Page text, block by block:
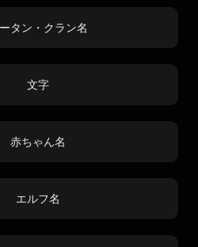
タン・クラン名
文字
赤ちゃん名
エルフ名